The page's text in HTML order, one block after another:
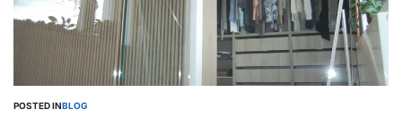
POSTED INBLOG